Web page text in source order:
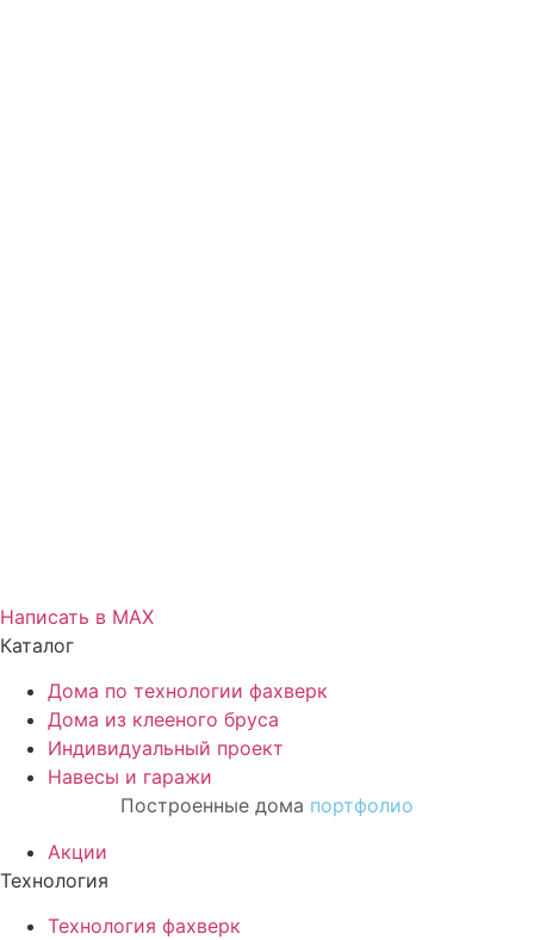
Написать в МАХ
Каталог
Дома по технологии фахверк
Дома из клееного бруса
Индивидуальный проект
Навесы и гаражи
Построенные дома портфолио
Акции
Технология
Технология фахверк